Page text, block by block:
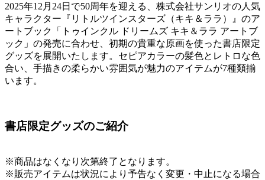
2025年12月24日で50周年を迎える、株式会社サンリオの⼈気
キャラクター『リトルツインスターズ（キキ＆ララ）』のア
ートブック「トゥインクル ドリームズ キキ＆ララ アートブ
ック」の発売に合わせ、初期の貴重な原画を使った書店限定
グッズを展開いたします。セピアカラーの髪色とレトロな色
合い、手描きの柔らかい雰囲気が魅力のアイテムが7種類揃
います。
書店限定グッズのご紹介
※商品はなくなり次第終了となります。
※販売アイテムは状況により予告なく変更・中止になる場合